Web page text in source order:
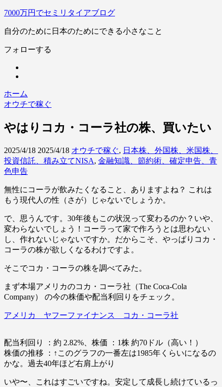
7000万円でセミリタイアブログ
自分のために日本のためにできる小さなこと
フォローする
ホーム
オウチで稼ぐ
やはりコカ・コーラ社の株、買いたい
2025/4/18 2025/4/18 オウチで稼ぐ, 日本株、外国株、米国株、
投資信託、積み立てNISA, 金融知識、節約術、確定申告、青
色申告
無性にコーラが飲みたくなること、ありますよね？ これは
もう現代人の性（さが）じゃないでしょうか。
で、思うんです。30年後もこの状況って変わるのか？いや、
変わらないでしょう！コーラって家で作ろうとは思わない
し、作れないじゃないですか。だからこそ、やっぱりコカ・
コーラの株が欲しくなるわけですよ。
そこでコカ・コーラの株を調べてみた。
まず本場アメリカのコカ・コーラ社（The Coca-Cola
Company） の今の株価や配当利回りをチェック。
アメリカ ヤフーファイナンス コカ・コーラ社
配当利回り ：約 2.82%、株価 ：1株 約70ドル（高い！）
株価の推移 ：↑このグラフの一番左は1985年くらいになるの
かな。過去40年ほど右肩上がり
いや〜、これはすごいですね。安定して成長し続けているっ